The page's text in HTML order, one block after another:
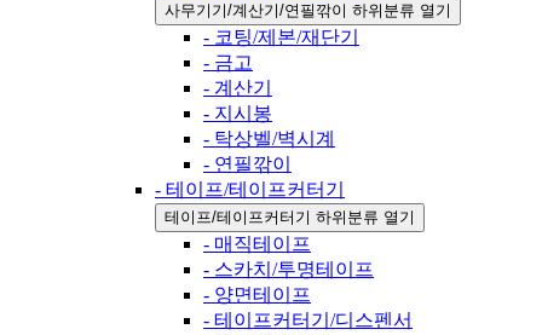
사무기기/계산기/연필깎이 하위분류 열기
- 코팅/제본/재단기
- 금고
- 계산기
- 지시봉
- 탁상벨/벽시계
- 연필깎이
- 테이프/테이프커터기
테이프/테이프커터기 하위분류 열기
- 매직테이프
- 스카치/투명테이프
- 양면테이프
- 테이프커터기/디스펜서